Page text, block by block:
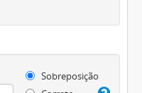
Sobreposição